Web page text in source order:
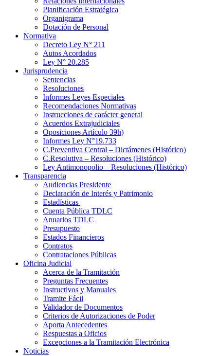
Planificación Estratégica
Organigrama
Dotación de Personal
Normativa
Decreto Ley N° 211
Autos Acordados
Ley N° 20.285
Jurisprudencia
Sentencias
Resoluciones
Informes Leyes Especiales
Recomendaciones Normativas
Instrucciones de carácter general
Acuerdos Extrajudiciales
Oposiciones Artículo 39h)
Informes Ley N°19.733
C.Preventiva Central – Dictámenes (Histórico)
C.Resolutiva – Resoluciones (Histórico)
Ley Antimonopolio – Resoluciones (Histórico)
Transparencia
Audiencias Presidente
Declaración de Interés y Patrimonio
Estadísticas
Cuenta Pública TDLC
Anuarios TDLC
Presupuesto
Estados Financieros
Contratos
Contrataciones Públicas
Oficina Judicial
Acerca de la Tramitación
Preguntas Frecuentes
Instructivos y Manuales
Tramite Fácil
Validador de Documentos
Criterios de Autorizaciones de Poder
Aporta Antecedentes
Respuestas a Oficios
Excepciones a la Tramitación Electrónica
Noticias